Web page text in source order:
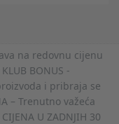
na redovnu cijenu
BONUS -
i pribraja se
– Trenutno važeća
U ZADNJIH 30